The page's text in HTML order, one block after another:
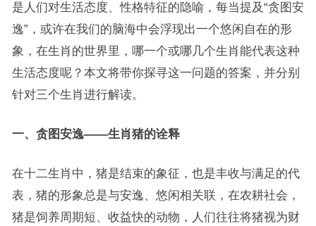
是人们对生活态度、性格特征的隐喻，每当提及“贪图安
逸”，或许在我们的脑海中会浮现出一个悠闲自在的形
象，在生肖的世界里，哪一个或哪几个生肖能代表这种
生活态度呢？本文将带你探寻这一问题的答案，并分别
针对三个生肖进行解读。
一、贪图安逸——生肖猪的诠释
在十二生肖中，猪是结束的象征，也是丰收与满足的代
表，猪的形象总是与安逸、悠闲相关联，在农耕社会，
猪是饲养周期短、收益快的动物，人们往往将猪视为财